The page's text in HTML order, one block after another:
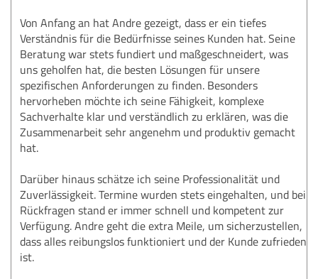
Von Anfang an hat Andre gezeigt, dass er ein tiefes
Verständnis für die Bedürfnisse seines Kunden hat. Seine
Beratung war stets fundiert und maßgeschneidert, was
uns geholfen hat, die besten Lösungen für unsere
spezifischen Anforderungen zu finden. Besonders
hervorheben möchte ich seine Fähigkeit, komplexe
Sachverhalte klar und verständlich zu erklären, was die
Zusammenarbeit sehr angenehm und produktiv gemacht
hat.
Darüber hinaus schätze ich seine Professionalität und
Zuverlässigkeit. Termine wurden stets eingehalten, und bei
Rückfragen stand er immer schnell und kompetent zur
Verfügung. Andre geht die extra Meile, um sicherzustellen,
dass alles reibungslos funktioniert und der Kunde zufrieden
ist.